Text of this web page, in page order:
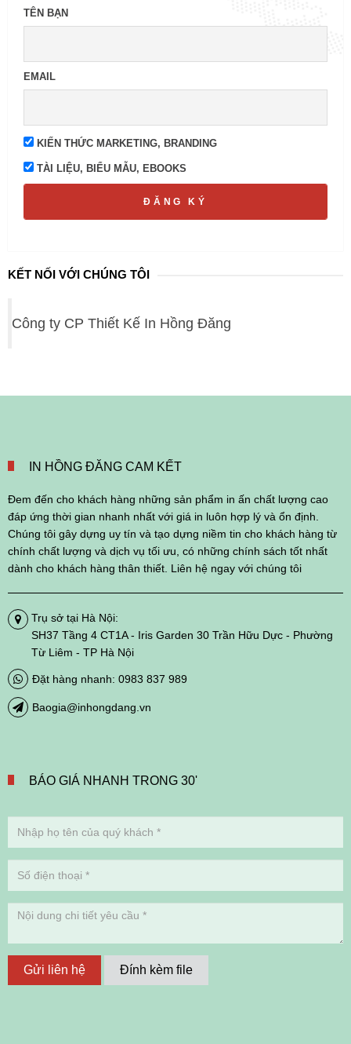
TÊN BẠN
EMAIL
KIẾN THỨC MARKETING, BRANDING
TÀI LIỆU, BIỂU MẪU, EBOOKS
ĐĂNG KÝ
KẾT NỐI VỚI CHÚNG TÔI
Công ty CP Thiết Kế In Hồng Đăng
IN HỒNG ĐĂNG CAM KẾT
Đem đến cho khách hàng những sản phẩm in ấn chất lượng cao
đáp ứng thời gian nhanh nhất với giá in luôn hợp lý và ổn định.
Chúng tôi gây dựng uy tín và tạo dựng niềm tin cho khách hàng từ
chính chất lượng và dịch vụ tối ưu, có những chính sách tốt nhất
dành cho khách hàng thân thiết. Liên hệ ngay với chúng tôi
Trụ sở tại Hà Nội:
SH37 Tầng 4 CT1A - Iris Garden 30 Trần Hữu Dực - Phường
Từ Liêm - TP Hà Nội
Đặt hàng nhanh: 0983 837 989
Baogia@inhongdang.vn
BÁO GIÁ NHANH TRONG 30'
Gửi liên hệ Đính kèm file